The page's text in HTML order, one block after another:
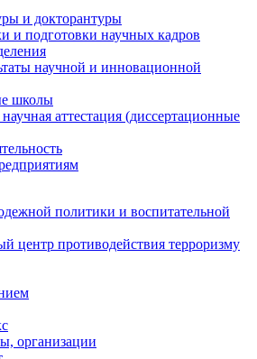
и докторантуры
и подготовки научных кадров
научной и инновационной
школы
аттестация (диссертационные
политики и воспитательной
центр противодействия терроризму
организации